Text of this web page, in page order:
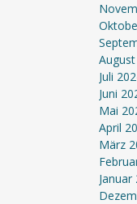
Juli
Juni
Mai
April
März
Januar